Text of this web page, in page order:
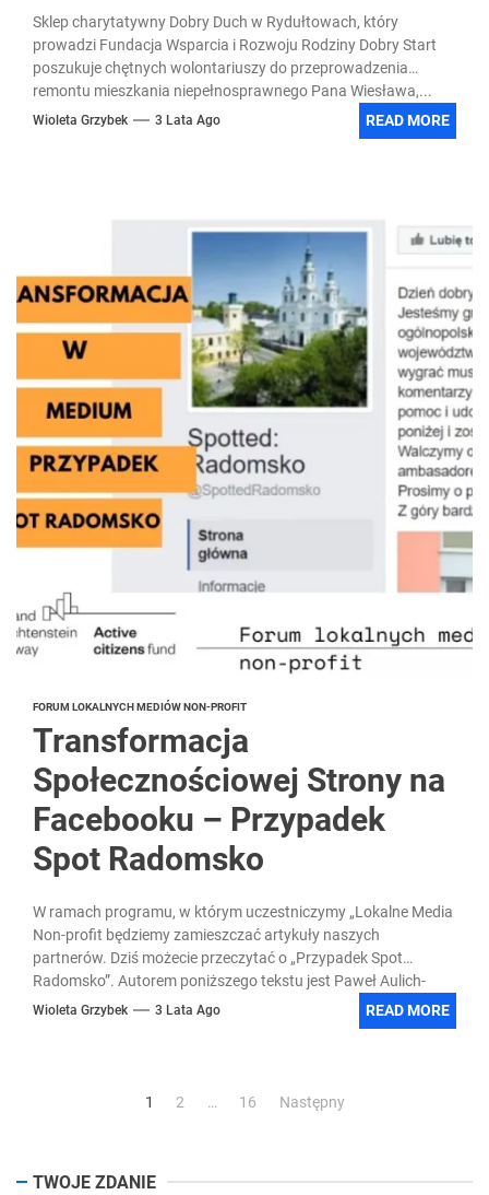
Sklep charytatywny Dobry Duch w Rydułtowach, który
prowadzi Fundacja Wsparcia i Rozwoju Rodziny Dobry Start
poszukuje chętnych wolontariuszy do przeprowadzenia
remontu mieszkania niepełnosprawnego Pana Wiesława,...
Wioleta Grzybek 3 Lata Ago READ MORE
FORUM LOKALNYCH MEDIÓW NON-PROFIT
Transformacja
Społecznościowej Strony na
Facebooku – Przypadek
Spot Radomsko
W ramach programu, w którym uczestniczymy „Lokalne Media
Non-profit będziemy zamieszczać artykuły naszych
partnerów. Dziś możecie przeczytać o „Przypadek Spot
Radomsko”. Autorem poniższego tekstu jest Paweł Aulich-
SpotRadomsko. W...
Wioleta Grzybek 3 Lata Ago READ MORE
Stronicowanie1 2 … 16 Następny
TWOJE ZDANIE